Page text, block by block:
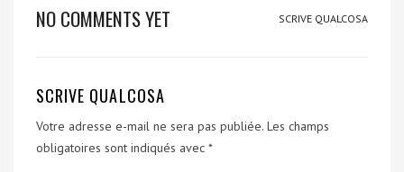
NO COMMENTS YET SCRIVE QUALCOSA
SCRIVE QUALCOSA
Votre adresse e-mail ne sera pas publiée. Les champs
obligatoires sont indiqués avec *